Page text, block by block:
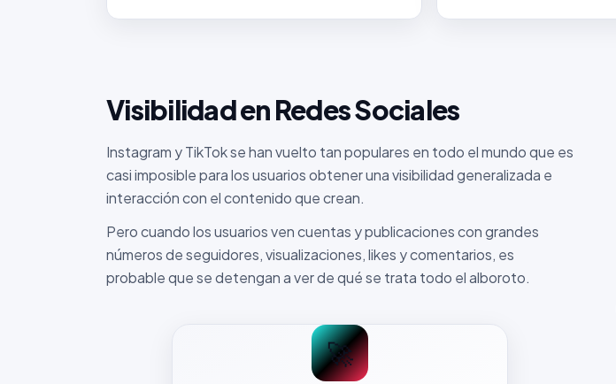
Visibilidad en Redes Sociales
Instagram y TikTok se han vuelto tan populares en todo el mundo que es
casi imposible para los usuarios obtener una visibilidad generalizada e
interacción con el contenido que crean.
Pero cuando los usuarios ven cuentas y publicaciones con grandes
números de seguidores, visualizaciones, likes y comentarios, es
probable que se detengan a ver de qué se trata todo el alboroto.
🚀